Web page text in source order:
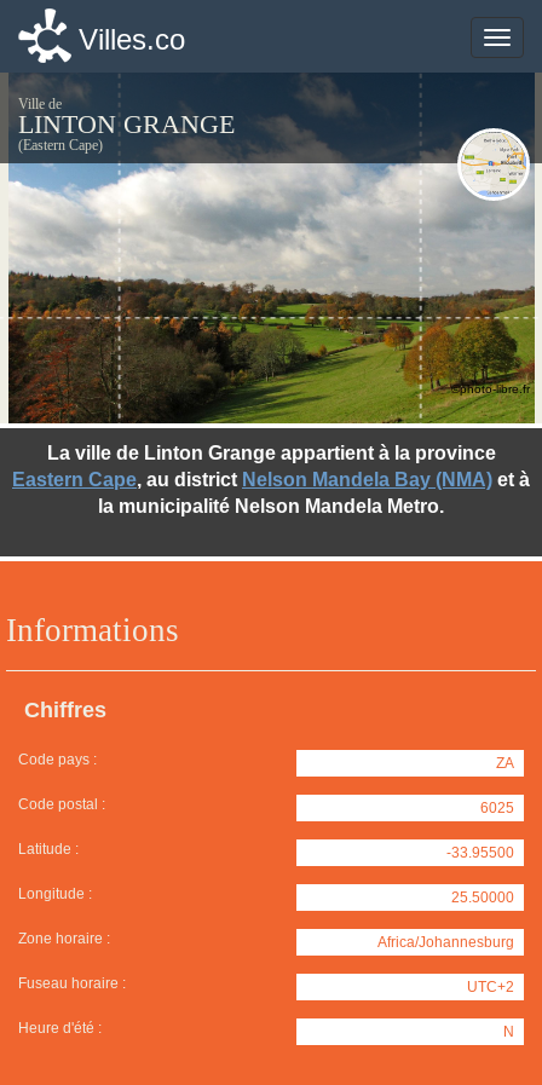
Toggle
Villes.co
Ville de
LINTON GRANGE
(Eastern Cape)
Informations
Chiffres
Code pays : ZA
Code postal : 6025
Latitude : -33.95500
Longitude : 25.50000
Zone horaire : Africa/Johannesburg
Fuseau horaire : UTC+2
Heure d'été : N
La ville de Linton Grange appartient à la province
Eastern Cape, au district Nelson Mandela Bay (NMA) et à
la municipalité Nelson Mandela Metro.
©photo-libre.fr
Toggle
Villes.co